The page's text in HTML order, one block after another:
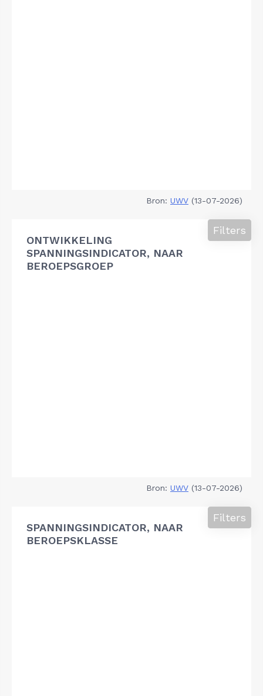
Bron: UWV (13-07-2026)
ONTWIKKELING
SPANNINGSINDICATOR, NAAR
BEROEPSGROEP
Filters
Bron: UWV (13-07-2026)
SPANNINGSINDICATOR, NAAR
BEROEPSKLASSE
Filters